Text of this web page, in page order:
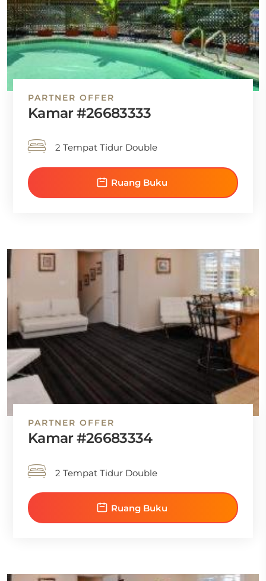
PARTNER OFFER
Kamar #26683333
2 Tempat Tidur Double
Ruang Buku
PARTNER OFFER
Kamar #26683334
2 Tempat Tidur Double
Ruang Buku